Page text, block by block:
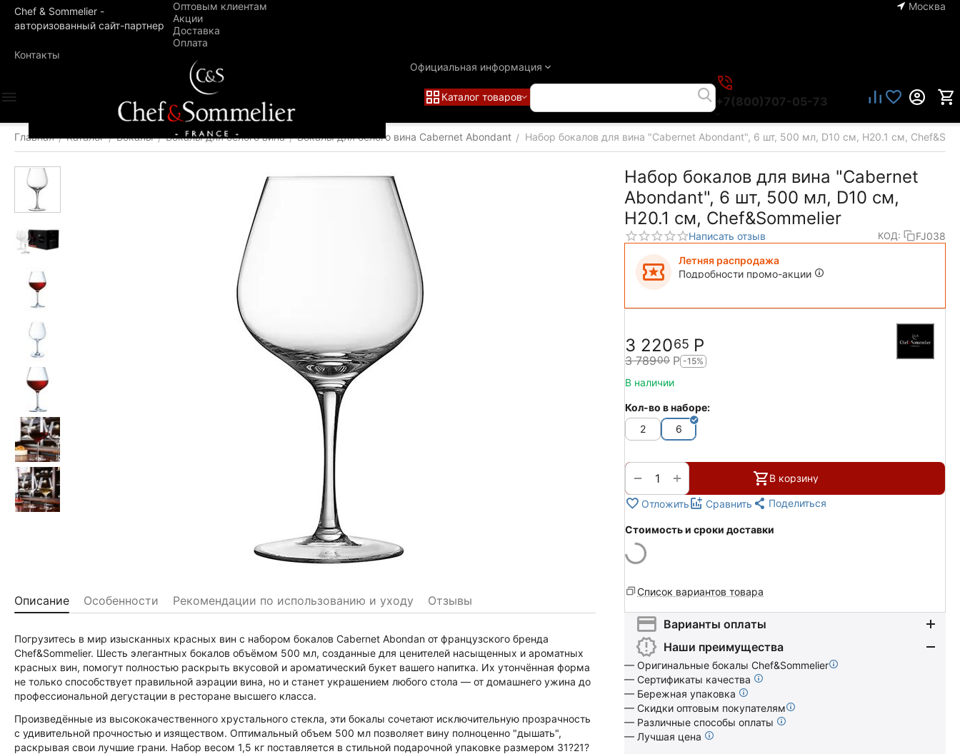
Chef & Sommelier -
авторизованный сайт-партнер
Москва
Оптовым клиентам
Акции
Доставка
Оплата
Контакты
Официальная информация
Каталог товаров +7(800)707-05-73
Главная / Каталог / Бокалы / Бокалы для белого вина / Бокалы для белого вина Cabernet Abondant / Набор бокалов для вина "Cabernet Abondant", 6 шт, 500 мл, D10 см, H20.1 см,
Набор бокалов для вина "Cabernet
Abondant", 6 шт, 500 мл, D10 см,
H20.1 см, Chef&Sommelier
Написать отзыв КОД: FJ038
Летняя распродажа
Подробности промо-акции
3 22065 Р
3 78900 Р -15%
В наличии
Кол-во в наборе:
2
6
+
− В корзину
Отложить Сравнить Поделиться
Стоимость и сроки доставки
Список вариантов товара
Варианты оплаты
Наши преимущества
— Оригинальные бокалы Chef&Sommelier
— Сертификаты качества
— Бережная упаковка
— Скидки оптовым покупателям
— Различные способы оплаты
— Лучшая цена
Описание Особенности Рекомендации по использованию и уходу Отзывы
Погрузитесь в мир изысканных красных вин с набором бокалов Cabernet Abondan от французского бренда
Chef&Sommelier. Шесть элегантных бокалов объёмом 500 мл, созданные для ценителей насыщенных и ароматных
красных вин, помогут полностью раскрыть вкусовой и ароматический букет вашего напитка. Их утончённая форма
не только способствует правильной аэрации вина, но и станет украшением любого стола — от домашнего ужина до
профессиональной дегустации в ресторане высшего класса.
Произведённые из высококачественного хрустального стекла, эти бокалы сочетают исключительную прозрачность
с удивительной прочностью и изяществом. Оптимальный объем 500 мл позволяет вину полноценно "дышать",
раскрывая свои лучшие грани. Набор весом 1,5 кг поставляется в стильной подарочной упаковке размером 31?21?